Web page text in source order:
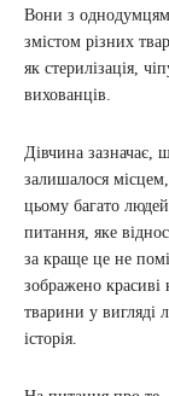
Вони з
змістом різних
як стерилізація,
вихованців.
Дівчина зазначає,
залишалося
цьому багато
питання, яке
за краще це не
зображено
тварини у вигляді
історія.